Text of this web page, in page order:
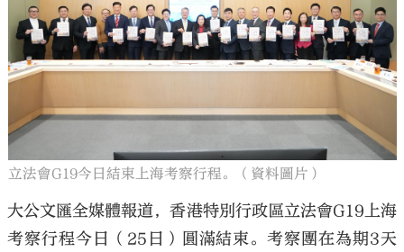
立法會G19今日結束上海考察行程。（資料圖片）
大公文匯全媒體報道，香港特別行政區立法會G19上海
考察行程今日（25日）圓滿結束。考察團在為期3天